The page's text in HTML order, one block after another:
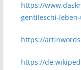
https://
gentileschi-
https://
https://